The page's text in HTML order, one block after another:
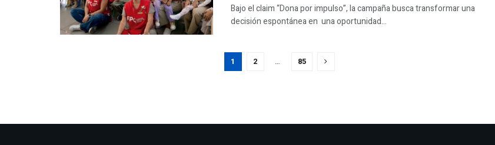
Bajo el claim “Dona por impulso”, la campaña busca transformar una
decisión espontánea en una oportunidad...
1 2 … 85